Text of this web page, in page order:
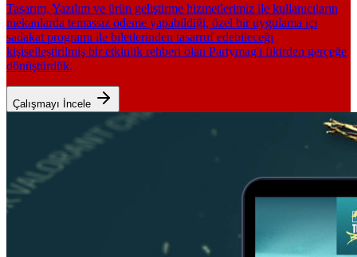
Tasarım, Yazılım ve ürün geliştirme hizmetlerimiz ile kullanıcıların
mekanlarda temassız ödeme yapabildiği, özel bir uygulama içi
sadakat programı ile biletlerinden tasarruf edebileceği
kişiselleştirilmiş bir etkinlik rehberi olan Partymag'i fikirden gerçeğe
dönüştürdük.
Çalışmayı İncele